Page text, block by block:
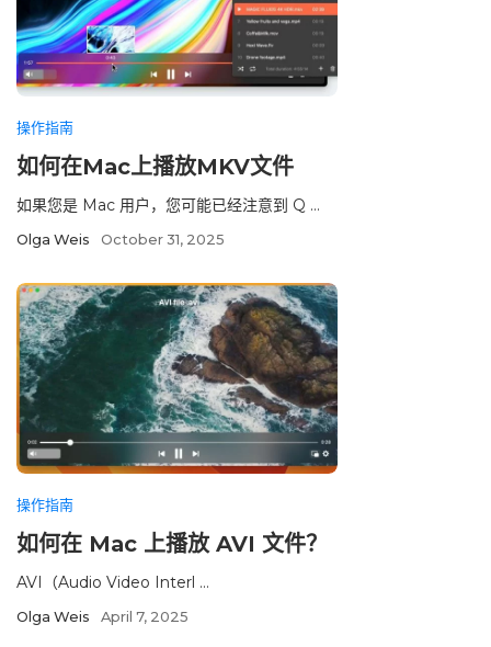
操作指南
如何在Mac上播放MKV文件
如果您是 Mac 用户，您可能已经注意到 Q ...
Olga Weis October 31, 2025
操作指南
如何在 Mac 上播放 AVI 文件？
AVI（Audio Video Interl ...
Olga Weis April 7, 2025